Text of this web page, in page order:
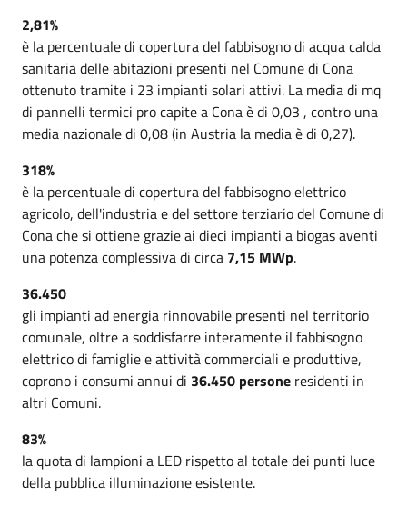
2,81%
è la percentuale di copertura del fabbisogno di acqua calda
sanitaria delle abitazioni presenti nel Comune di Cona
ottenuto tramite i 23 impianti solari attivi. La media di mq
di pannelli termici pro capite a Cona è di 0,03 , contro una
media nazionale di 0,08 (in Austria la media è di 0,27).
318%
è la percentuale di copertura del fabbisogno elettrico
agricolo, dell'industria e del settore terziario del Comune di
Cona che si ottiene grazie ai dieci impianti a biogas aventi
una potenza complessiva di circa 7,15 MWp.
36.450
gli impianti ad energia rinnovabile presenti nel territorio
comunale, oltre a soddisfarre interamente il fabbisogno
elettrico di famiglie e attività commerciali e produttive,
coprono i consumi annui di 36.450 persone residenti in
altri Comuni.
83%
la quota di lampioni a LED rispetto al totale dei punti luce
della pubblica illuminazione esistente.